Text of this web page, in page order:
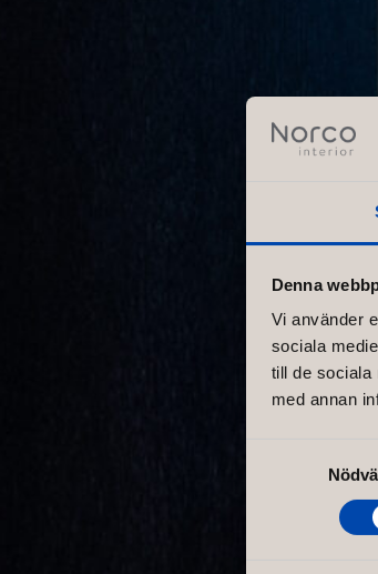
Denna
Vi använder
sociala
till de sociala
med annan